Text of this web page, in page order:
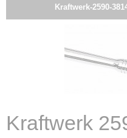
Kraftwerk-2590-
Kraftwerk